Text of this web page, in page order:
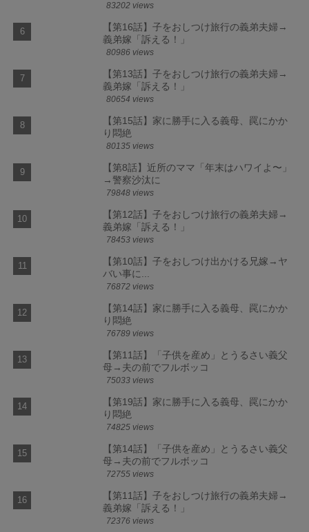
83202 views
【第16話】子をおしつけ旅行の義弟夫婦→
義弟嫁「訴える！」
80986 views
【第13話】子をおしつけ旅行の義弟夫婦→
義弟嫁「訴える！」
80654 views
【第15話】家に勝手に入る義母、罠にかか
り悶絶
80135 views
【第8話】近所のママ「年末はハワイよ〜」
→警察沙汰に
79848 views
【第12話】子をおしつけ旅行の義弟夫婦→
義弟嫁「訴える！」
78453 views
【第10話】子をおしつけ出かける兄嫁→ヤ
バい事に...
76872 views
【第14話】家に勝手に入る義母、罠にかか
り悶絶
76789 views
【第11話】「子供を産め」とうるさい義父
母→夫の前でフルボッコ
75033 views
【第19話】家に勝手に入る義母、罠にかか
り悶絶
74825 views
【第14話】「子供を産め」とうるさい義父
母→夫の前でフルボッコ
72755 views
【第11話】子をおしつけ旅行の義弟夫婦→
義弟嫁「訴える！」
72376 views